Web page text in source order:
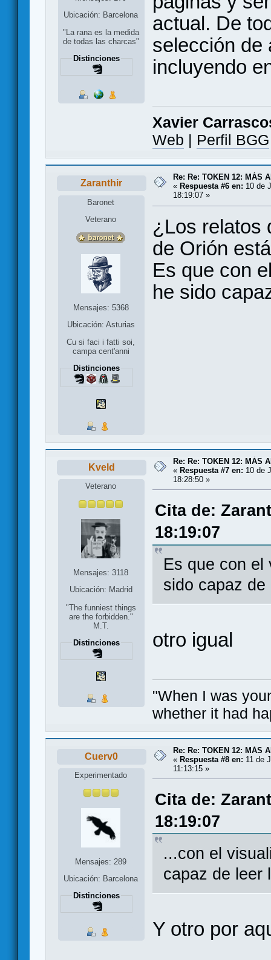
Ubicación: Barcelona
"La rana es la medida
de todas las charcas"
Distinciones
actual. De
selección de
incluyendo
Xavier
Web
Perfil BGG
Zaranthir
Baronet
Veterano
Mensajes: 5368
Ubicación: Asturias
Cu si faci i fatti soi,
campa cent'anni
Distinciones
Re: Re: TOKEN 12: MÁS
« Respuesta #6 en: 10 de
18:19:07 »
¿Los relatos
de Orión
Es que con
he sido
Kveld
Veterano
Mensajes: 3118
Ubicación: Madrid
"The funniest things
are the forbidden."
M.T.
Distinciones
Re: Re: TOKEN 12: MÁS
« Respuesta #7 en: 10 de
18:28:50 »
Cita de:
18:19:07
Es que con el
sido capaz
otro igual
"When I was
whether it had
Cuerv0
Experimentado
Mensajes: 289
Ubicación: Barcelona
Distinciones
Re: Re: TOKEN 12: MÁS
« Respuesta #8 en: 11 de
11:13:15 »
Cita de:
18:19:07
...con el
capaz de leer
Y otro por